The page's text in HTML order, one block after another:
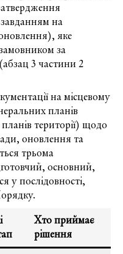
завданням на
яке
за
абзац 3 частини 2
на місцевому
планів
території) щодо
оновлення та
трьома
основний,
у послідовності,
.
Хто приймає
рішення